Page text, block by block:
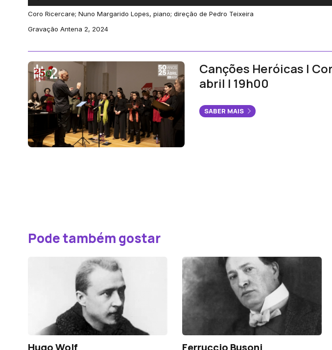
Coro Ricercare; Nuno Margarido Lopes, piano; direção de Pedro Teixeira
Gravação Antena 2, 2024
Canções Heróicas |
abril | 19h00
SABER MAIS
Pode também gostar